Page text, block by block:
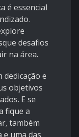
é essencial
desafios
na área.
dedicação e
objetivos
E se
fique a
também
e uma das